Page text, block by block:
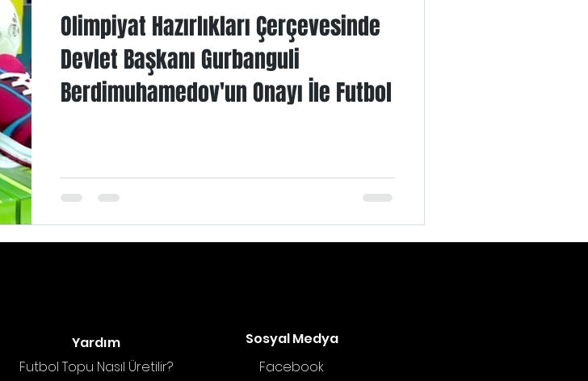
Olimpiyat Hazırlıkları Çerçevesinde
Devlet Başkanı Gurbanguli
Berdimuhamedov'un Onayı İle Futbol
Yardım
Futbol Topu Nasıl Üretilir?
Sosyal Medya
Facebook